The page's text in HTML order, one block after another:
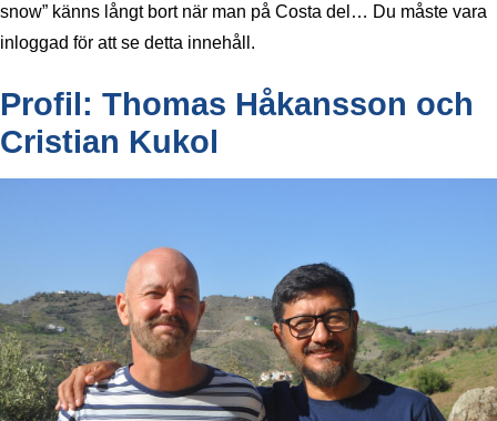
snow” känns långt bort när man på Costa del… Du måste vara
inloggad för att se detta innehåll.
Profil: Thomas Håkansson och
Cristian Kukol